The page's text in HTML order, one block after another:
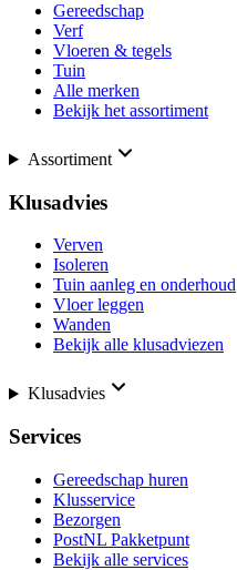
Gereedschap
Verf
Vloeren & tegels
Tuin
Alle merken
Bekijk het assortiment
Assortiment
Klusadvies
Verven
Isoleren
Tuin aanleg en onderhoud
Vloer leggen
Wanden
Bekijk alle klusadviezen
Klusadvies
Services
Gereedschap huren
Klusservice
Bezorgen
PostNL Pakketpunt
Bekijk alle services